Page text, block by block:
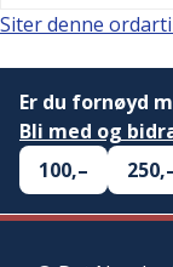
Siter denne
Er du fornøyd
Bli med og
100,–